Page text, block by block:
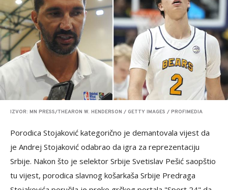
IZVOR: MN PRESS/THEARON W. HENDERSON / GETTY IMAGES / PROFIMEDIA
Porodica Stojaković kategorično je demantovala vijest da
je Andrej Stojaković odabrao da igra za reprezentaciju
Srbije. Nakon što je selektor Srbije Svetislav Pešić saopštio
tu vijest, porodica slavnog košarkaša Srbije Predraga